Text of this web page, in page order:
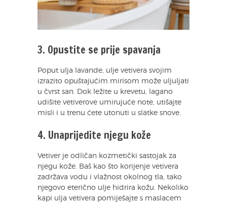
3. Opustite se prije spavanja
Poput ulja lavande, ulje vetivera svojim
izrazito opuštajućim mirisom može uljuljati
u čvrst san. Dok ležite u krevetu, lagano
udišite vetiverove umirujuće note, utišajte
misli i u trenu ćete utonuti u slatke snove.
4. Unaprijedite njegu kože
Vetiver je odličan kozmetički sastojak za
njegu kože. Baš kao što korijenje vetivera
zadržava vodu i vlažnost okolnog tla, tako
njegovo eterično ulje hidrira kožu. Nekoliko
kapi ulja vetivera pomiješajte s maslacem